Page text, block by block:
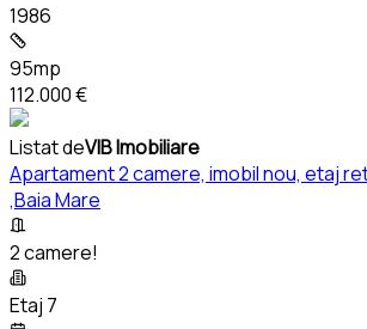
1986
95mp
112.000 €
Listat deVIB Imobiliare
Apartament 2 camere, imobil nou, etaj
,Baia Mare
2 camere!
Etaj 7